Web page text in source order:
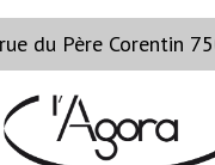
du Père Corentin